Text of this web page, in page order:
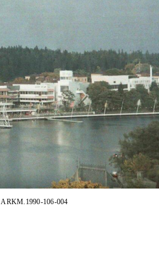
106-004